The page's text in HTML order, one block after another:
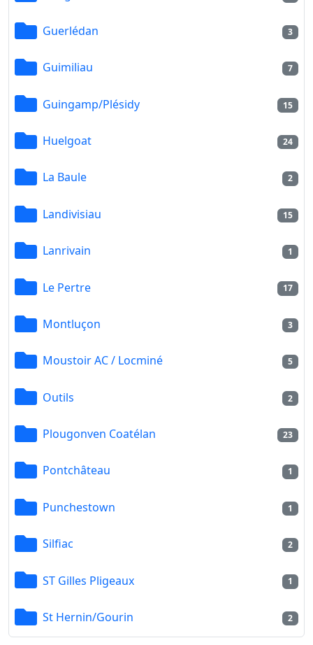
Guerlédan 3
Guimiliau 7
Guingamp/Plésidy 15
Huelgoat 24
La Baule 2
Landivisiau 15
Lanrivain 1
Le Pertre 17
Montluçon 3
Moustoir AC / Locminé 5
Outils 2
Plougonven Coatélan 23
Pontchâteau 1
Punchestown 1
Silfiac 2
ST Gilles Pligeaux 1
St Hernin/Gourin 2